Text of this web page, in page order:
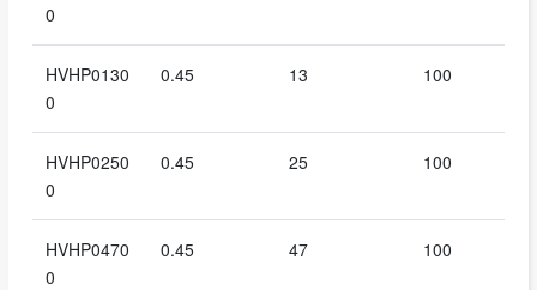
0
HVHP0130
0
0.45 13 100
HVHP0250
0
0.45 25 100
HVHP0470
0
0.45 47 100